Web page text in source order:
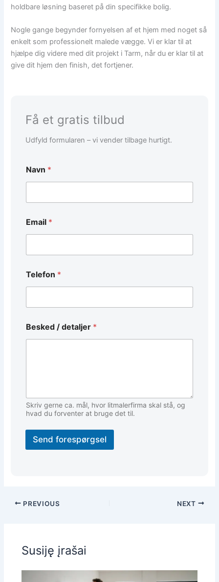
holdbare løsning baseret på din specifikke bolig.
Nogle gange begynder fornyelsen af et hjem med noget så
enkelt som professionelt malede vægge. Vi er klar til at
hjælpe dig videre med dit projekt i Tarm, når du er klar til at
give dit hjem den finish, det fortjener.
Få et gratis tilbud
Udfyld formularen – vi vender tilbage hurtigt.
N
a
n
e
t
a
j
r
Navn *
Email *
Telefon *
Besked / detaljer *
Skriv gerne ca. mål, hvor litmalerfirma skal stå, og
hvad du forventer at bruge det til.
Send forespørgsel
PREVIOUS NEXT
Susiję įrašai